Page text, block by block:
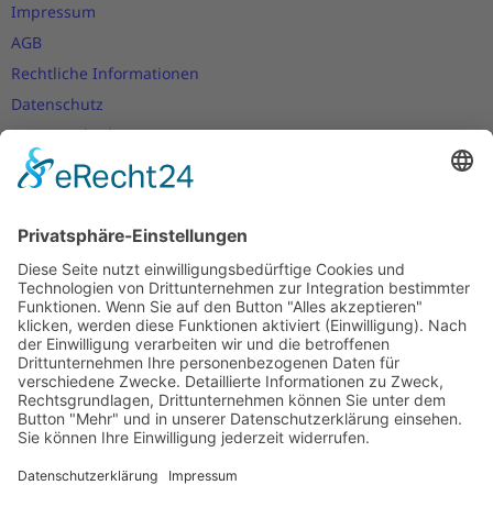
Impressum
AGB
Rechtliche Informationen
Datenschutz
Nutzungsbedingungen
Versand- und Zahlungsbedingungen
Cookie-Einstellungen
Newsletter
Verpassen Sie keine Neuigkeiten,
Angebote und Gutscheine!
Jetzt anmelden und10 EUR Gutscheinsichern!
Abmeldung jederzeit möglich.